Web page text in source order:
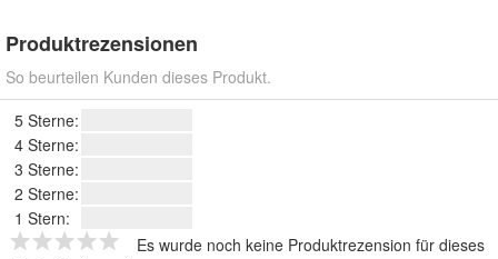
Produktrezensionen
So beurteilen Kunden dieses Produkt.
5 Sterne:
4 Sterne:
3 Sterne:
2 Sterne:
1 Stern:
Es wurde noch keine Produktrezension für dieses